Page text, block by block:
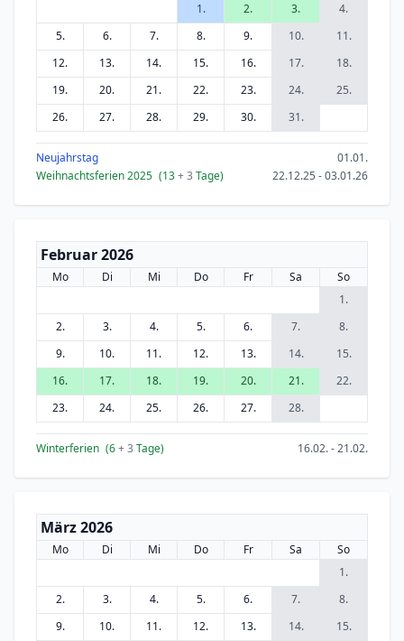
1.
2. 3.
4.
5.
6. 7. 8. 9. 10.
11.
12.
13. 14. 15. 16. 17.
18.
19.
20. 21. 22. 23. 24.
25.
26.
27. 28. 29. 30. 31.
Neujahrstag
01.01.
Weihnachtsferien 2025 (13+ 3 Tage) 22.12.25 - 03.01.26
Februar 2026
Mo Di Mi Do Fr Sa
So
1.
2.
3. 4. 5. 6. 7.
8.
9.
10. 11. 12. 13. 14.
15.
16.
17. 18. 19. 20. 21.
22.
23.
24. 25. 26. 27. 28.
Winterferien (6+ 3 Tage) 16.02. - 21.02.
März 2026
Mo Di Mi Do Fr Sa
So
1.
2.
3. 4. 5. 6. 7.
8.
9.
10. 11. 12. 13. 14.
15.